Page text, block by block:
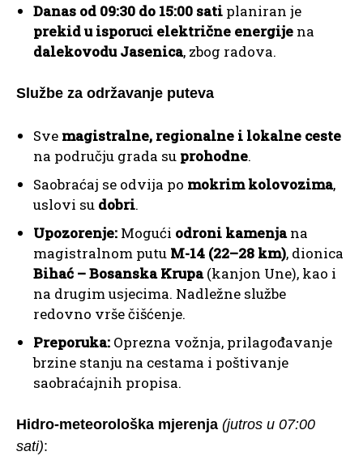
Danas od 09:30 do 15:00 sati planiran je
prekid u isporuci električne energije na
dalekovodu Jasenica, zbog radova.
Službe za održavanje puteva
Sve magistralne, regionalne i lokalne ceste
na području grada su prohodne.
Saobraćaj se odvija po mokrim kolovozima,
uslovi su dobri.
Upozorenje: Mogući odroni kamenjana
magistralnom putu M-14 (22–28 km), dionica
Bihać – Bosanska Krupa(kanjon Une), kao i
na drugim usjecima. Nadležne službe
redovno vrše čišćenje.
Preporuka: Oprezna vožnja, prilagođavanje
brzine stanju na cestama i poštivanje
saobraćajnih propisa.
Hidro-meteorološka mjerenja (jutros u 07:00
sati):